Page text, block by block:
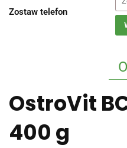
Zostaw telefon
OstroVit
400 g